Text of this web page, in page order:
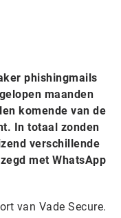
phishingmails
maanden
komende van de
In totaal zonden
verschillende
met WhatsApp
van Vade Secure.